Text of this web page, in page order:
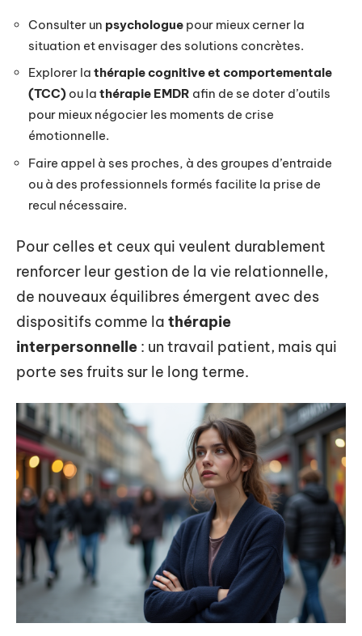
Consulter un psychologue pour mieux cerner la
situation et envisager des solutions concrètes.
Explorer la thérapie cognitive et comportementale
(TCC) ou la thérapie EMDR afin de se doter d’outils
pour mieux négocier les moments de crise
émotionnelle.
Faire appel à ses proches, à des groupes d’entraide
ou à des professionnels formés facilite la prise de
recul nécessaire.
Pour celles et ceux qui veulent durablement
renforcer leur gestion de la vie relationnelle,
de nouveaux équilibres émergent avec des
dispositifs comme la thérapie
interpersonnelle : un travail patient, mais qui
porte ses fruits sur le long terme.